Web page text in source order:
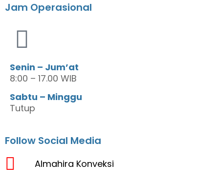
Jam Operasional
Senin – Jum’at
8:00 – 17.00 WIB
Sabtu – Minggu
Tutup
Follow Social Media
Almahira Konveksi